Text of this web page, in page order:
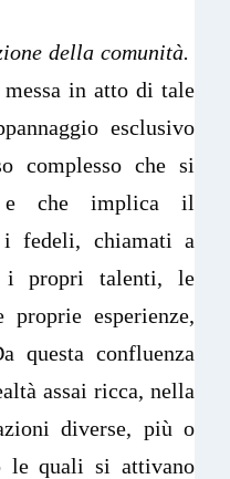
della comunità.
in atto di tale
esclusivo
complesso che si
e che implica il
fedeli, chiamati a
i propri talenti, le
esperienze,
questa confluenza
assai ricca, nella
diverse, più o
le quali si attivano